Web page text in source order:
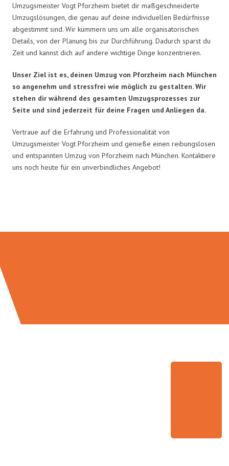
Umzugsmeister Vogt Pforzheim bietet dir maßgeschneiderte
Umzugslösungen, die genau auf deine individuellen Bedürfnisse
abgestimmt sind. Wir kümmern uns um alle organisatorischen
Details, von der Planung bis zur Durchführung. Dadurch sparst du
Zeit und kannst dich auf andere wichtige Dinge konzentrieren.
Unser Ziel ist es, deinen Umzug von Pforzheim nach München
so angenehm und stressfrei wie möglich zu gestalten. Wir
stehen dir während des gesamten Umzugsprozesses zur
Seite und sind jederzeit für deine Fragen und Anliegen da.
Vertraue auf die Erfahrung und Professionalität von
Umzugsmeister Vogt Pforzheim und genieße einen reibungslosen
und entspannten Umzug von Pforzheim nach München. Kontaktiere
uns noch heute für ein unverbindliches Angebot!